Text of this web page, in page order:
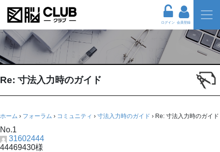
ログイン 会員登録
Re: 寸法入力時のガイド
ホーム › フォーラム › コミュニティ › 寸法入力時のガイド › Re: 寸法入力時のガイド
No.1
31602444
44469430様